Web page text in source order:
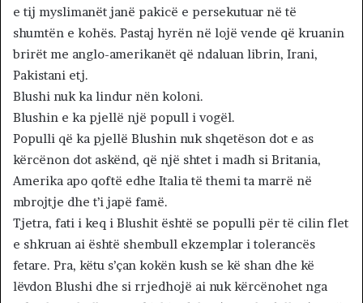
e tij myslimanët janë pakicë e persekutuar në të
shumtën e kohës. Pastaj hyrën në lojë vende që kruanin
brirët me anglo-amerikanët që ndaluan librin, Irani,
Pakistani etj.
Blushi nuk ka lindur nën koloni.
Blushin e ka pjellë një popull i vogël.
Populli që ka pjellë Blushin nuk shqetëson dot e as
kërcënon dot askënd, që një shtet i madh si Britania,
Amerika apo qoftë edhe Italia të themi ta marrë në
mbrojtje dhe t’i japë famë.
Tjetra, fati i keq i Blushit është se populli për të cilin flet
e shkruan ai është shembull ekzemplar i tolerancës
fetare. Pra, këtu s’çan kokën kush se kë shan dhe kë
lëvdon Blushi dhe si rrjedhojë ai nuk kërcënohet nga